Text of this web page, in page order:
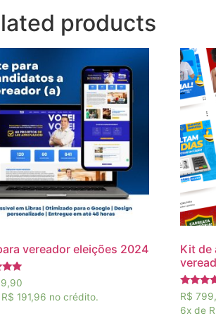
products
vereador eleições 2024
R$ 191,96 no crédito.
Kit de
Rated
5.00
out of 5
R$
6x de